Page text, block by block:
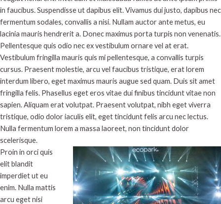
in faucibus. Suspendisse ut dapibus elit. Vivamus dui justo, dapibus nec
fermentum sodales, convallis a nisi. Nullam auctor ante metus, eu
lacinia mauris hendrerit a. Donec maximus porta turpis non venenatis.
Pellentesque quis odio nec ex vestibulum ornare vel at erat.
Vestibulum fringilla mauris quis mi pellentesque, a convallis turpis
cursus. Praesent molestie, arcu vel faucibus tristique, erat lorem
interdum libero, eget maximus mauris augue sed quam. Duis sit amet
fringilla felis. Phasellus eget eros vitae dui finibus tincidunt vitae non
sapien. Aliquam erat volutpat. Praesent volutpat, nibh eget viverra
tristique, odio dolor iaculis elit, eget tincidunt felis arcu nec lectus.
Nulla fermentum lorem a massa laoreet, non tincidunt dolor
scelerisque.
Proin in orci quis
elit blandit
imperdiet ut eu
enim. Nulla mattis
arcu eget nisi